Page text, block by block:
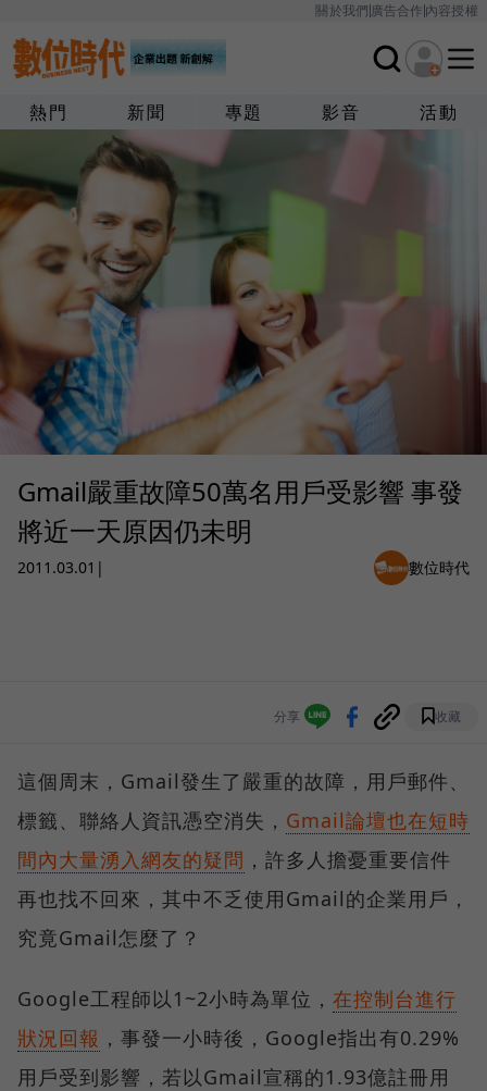
關於我們廣告合作內容授權
熱門 新聞 專題 影音 活動
Gmail嚴重故障50萬名用戶受影響 事發
將近一天原因仍未明
2011.03.01 | 數位時代
分享 收藏
這個周末，Gmail發生了嚴重的故障，用戶郵件、
標籤、聯絡人資訊憑空消失， Gmail論壇也在短時
間內大量湧入網友的疑問 ，許多人擔憂重要信件
再也找不回來，其中不乏使用Gmail的企業用戶，
究竟Gmail怎麼了？
Google工程師以1~2小時為單位， 在控制台進行
狀況回報 ，事發一小時後，Google指出有0.29%
用戶受到影響，若以Gmail宣稱的1.93億註冊用